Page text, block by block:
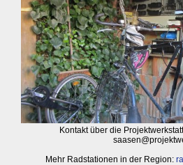
Kontakt über die
Mehr Radstationen in der Region: